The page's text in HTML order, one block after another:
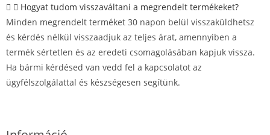
Hogyat tudom visszaváltani a megrendelt termékeket?
Minden megrendelt terméket 30 napon belül visszaküldhetsz
és kérdés nélkül visszaadjuk az teljes árat, amennyiben a
termék sértetlen és az eredeti csomagolásában kapjuk vissza.
Ha bármi kérdésed van vedd fel a kapcsolatot az
ügyfélszolgálattal és készségesen segítünk.